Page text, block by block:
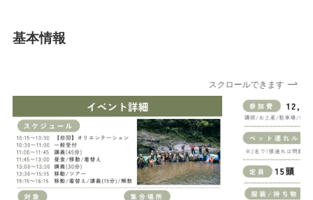
基本情報
スクロールできます